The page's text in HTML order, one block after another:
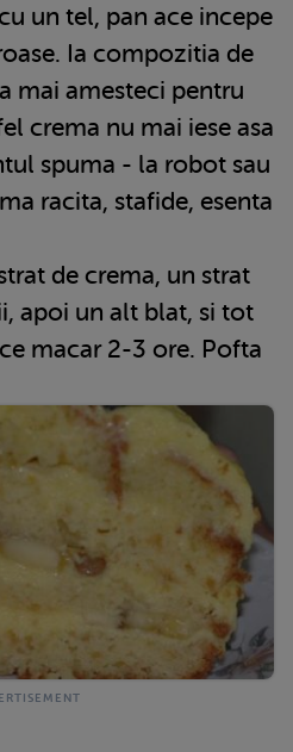
un tel, pan ace incepe
Ia compozitia de
mai amesteci pentru
crema nu mai iese asa
spuma - la robot sau
racita, stafide, esenta
de crema, un strat
apoi un alt blat, si tot
macar 2-3 ore. Pofta